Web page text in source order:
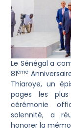
Le Sénégal a
81ème
Thiaroye, un
pages les
cérémonie
solennité, a
honorer la